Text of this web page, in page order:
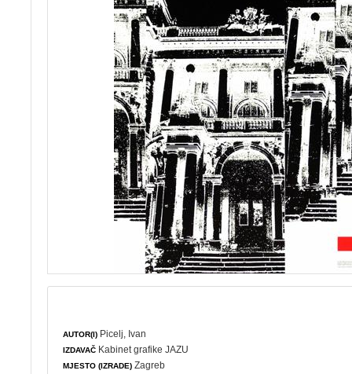
AUTOR(I) Picelj, Ivan
IZDAVAČ Kabinet grafike JAZU
MJESTO (IZRADE) Zagreb